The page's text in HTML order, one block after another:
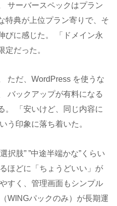
サーバースペックはプラン
特典が上位プラン寄りで、そ
びに感じた。 「ドメイン永
定だった。
ただ、WordPress を使うな
バックアップが有料になる
。 「安いけど、同じ内容に
う印象に落ち着いた。
択肢” ”中途半端かな”くらい
ほどに「ちょうどいい」が
すく、管理画面もシンプル
WINGパックのみ）が長期運